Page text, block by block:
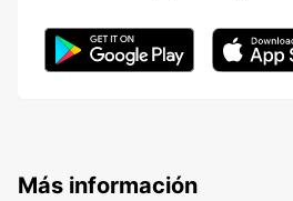
Más información